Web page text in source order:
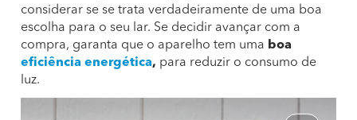
considerar se se trata verdadeiramente de uma boa
escolha para o seu lar. Se decidir avançar com a
compra, garanta que o aparelho tem uma boa
eficiência energética, para reduzir o consumo de
luz.